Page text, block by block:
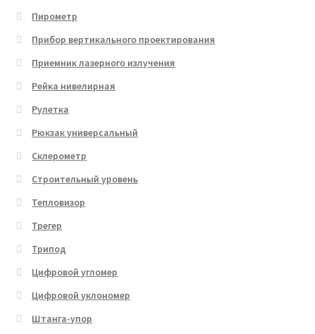
Пирометр
Прибор вертикального проектирования
Приемник лазерного излучения
Рейка нивелирная
Рулетка
Рюкзак универсальный
Склерометр
Строительный уровень
Тепловизор
Трегер
Трипод
Цифровой угломер
Цифровой уклономер
Штанга-упор